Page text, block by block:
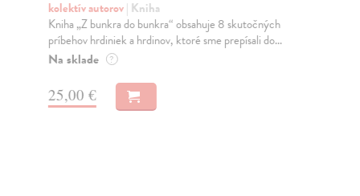
kolektív autorov| Kniha
Kniha „Z bunkra do bunkra“ obsahuje 8 skutočných
príbehov hrdiniek a hrdinov, ktoré sme prepísali do...
Na sklade ?
25,00 €